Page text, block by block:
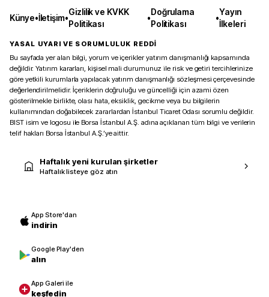
Künye•İletişim•
Gizlilik ve KVKK
Politikası
•
Doğrulama
Politikası
•
Yayın
İlkeleri
YASAL UYARI VE SORUMLULUK REDDİ
Bu sayfada yer alan bilgi, yorum ve içerikler yatırım danışmanlığı kapsamında
değildir. Yatırım kararları, kişisel mali durumunuz ile risk ve getiri tercihlerinize
göre yetkili kurumlarla yapılacak yatırım danışmanlığı sözleşmesi çerçevesinde
değerlendirilmelidir. İçeriklerin doğruluğu ve güncelliği için azami özen
gösterilmekle birlikte, olası hata, eksiklik, gecikme veya bu bilgilerin
kullanımından doğabilecek zararlardan İstanbul Ticaret Odası sorumlu değildir.
BIST isim ve logosu ile Borsa İstanbul A.Ş. adına açıklanan tüm bilgi ve verilerin
telif hakları Borsa İstanbul A.Ş.’ye aittir.
Haftalık yeni kurulan şirketler
Haftalık listeye göz atın
App Store'dan
indirin
Google Play'den
alın
App Galeri ile
keşfedin